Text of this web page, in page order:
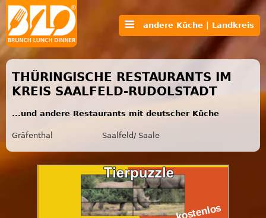
andere Küche | Landkreis
THÜRINGISCHE RESTAURANTS IM
KREIS SAALFELD-RUDOLSTADT
...und andere Restaurants mit deutscher Küche
Gräfenthal Saalfeld/ Saale